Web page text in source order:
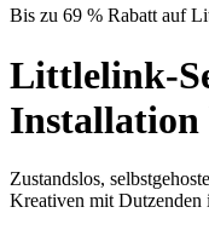
Bis zu 69 % Rabatt auf
Littlelink-
Installation
Zustandslos,
Kreativen mit Dutzenden